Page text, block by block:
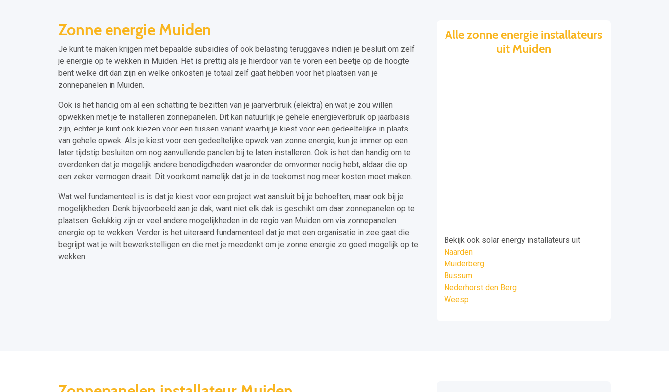
Zonne energie Muiden
Je kunt te maken krijgen met bepaalde subsidies of ook belasting teruggaves indien je besluit om zelf
je energie op te wekken in Muiden. Het is prettig als je hierdoor van te voren een beetje op de hoogte
bent welke dit dan zijn en welke onkosten je totaal zelf gaat hebben voor het plaatsen van je
zonnepanelen in Muiden.
Ook is het handig om al een schatting te bezitten van je jaarverbruik (elektra) en wat je zou willen
opwekken met je te installeren zonnepanelen. Dit kan natuurlijk je gehele energieverbruik op jaarbasis
zijn, echter je kunt ook kiezen voor een tussen variant waarbij je kiest voor een gedeeltelijke in plaats
van gehele opwek. Als je kiest voor een gedeeltelijke opwek van zonne energie, kun je immer op een
later tijdstip besluiten om nog aanvullende panelen bij te laten installeren. Ook is het dan handig om te
overdenken dat je mogelijk andere benodigdheden waaronder de omvormer nodig hebt, aldaar die op
een zeker vermogen draait. Dit voorkomt namelijk dat je in de toekomst nog meer kosten moet maken.
Wat wel fundamenteel is is dat je kiest voor een project wat aansluit bij je behoeften, maar ook bij je
mogelijkheden. Denk bijvoorbeeld aan je dak, want niet elk dak is geschikt om daar zonnepanelen op te
plaatsen. Gelukkig zijn er veel andere mogelijkheden in de regio van Muiden om via zonnepanelen
energie op te wekken. Verder is het uiteraard fundamenteel dat je met een organisatie in zee gaat die
begrijpt wat je wilt bewerkstelligen en die met je meedenkt om je zonne energie zo goed mogelijk op te
wekken.
Alle zonne energie installateurs
uit Muiden
Bekijk ook solar energy installateurs uit
Naarden
Muiderberg
Bussum
Nederhorst den Berg
Weesp